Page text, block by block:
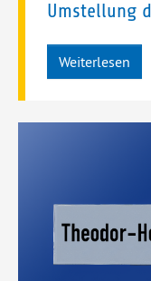
Umstellung
Weiterlesen